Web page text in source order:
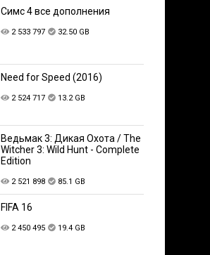
Симс 4 все дополнения
2 533 797 32.50 GB
Need for Speed (2016)
2 524 717 13.2 GB
Ведьмак 3: Дикая Охота / The
Witcher 3: Wild Hunt - Complete
Edition
2 521 898 85.1 GB
FIFA 16
2 450 495 19.4 GB